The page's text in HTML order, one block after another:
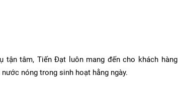
tận tâm, Tiến Đạt luôn mang đến cho khách hàng
nóng trong sinh hoạt hằng ngày.